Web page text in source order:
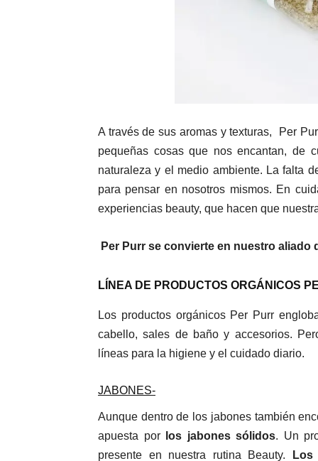
A través de sus aromas y texturas, Per
pequeñas cosas que nos encantan, de
naturaleza y el medio ambiente. La falta
para pensar en nosotros mismos. En
experiencias beauty, que hacen que
Per Purr se convierte en nuestro aliado
LÍNEA DE PRODUCTOS ORGÁNICOS
Los productos orgánicos Per Purr
cabello, sales de baño y accesorios.
líneas para la higiene y el cuidado diario.
JABONES-
Aunque dentro de los jabones también
apuesta por
los jabones sólidos. Un
presente en nuestra rutina Beauty.